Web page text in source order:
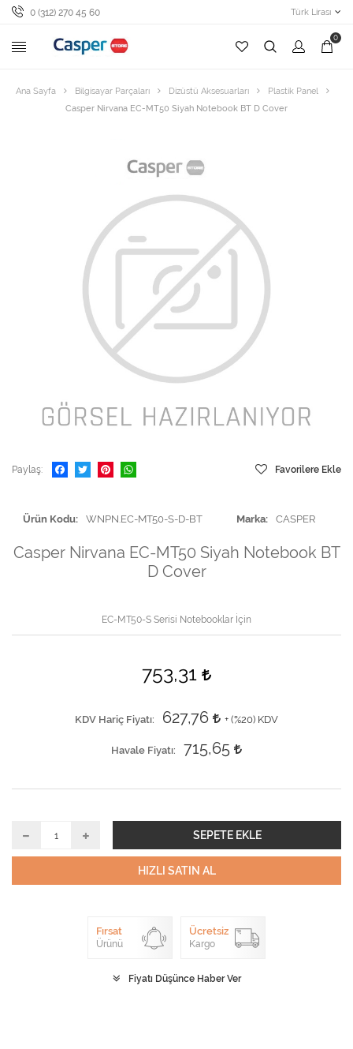
0 (312) 270 45 60 Türk Lirası
0
Ana Sayfa Bilgisayar Parçaları Dizüstü Aksesuarları
Plastik Panel
Casper Nirvana EC-MT50 Siyah Notebook BT D Cover
Paylaş Favorilere Ekle
Ürün Kodu WNPN.EC-MT50-S-D-BT Marka CASPER
Casper Nirvana EC-MT50 Siyah Notebook BT
D Cover
EC-MT50-S Serisi Notebooklar İçin
753,31
KDV Hariç Fiyatı 627,76 + (%20) KDV
Havale Fiyatı 715,65
SEPETE EKLE
HIZLI SATIN AL
Fırsat
Ürünü
Ücretsiz
Kargo
Fiyatı Düşünce Haber Ver